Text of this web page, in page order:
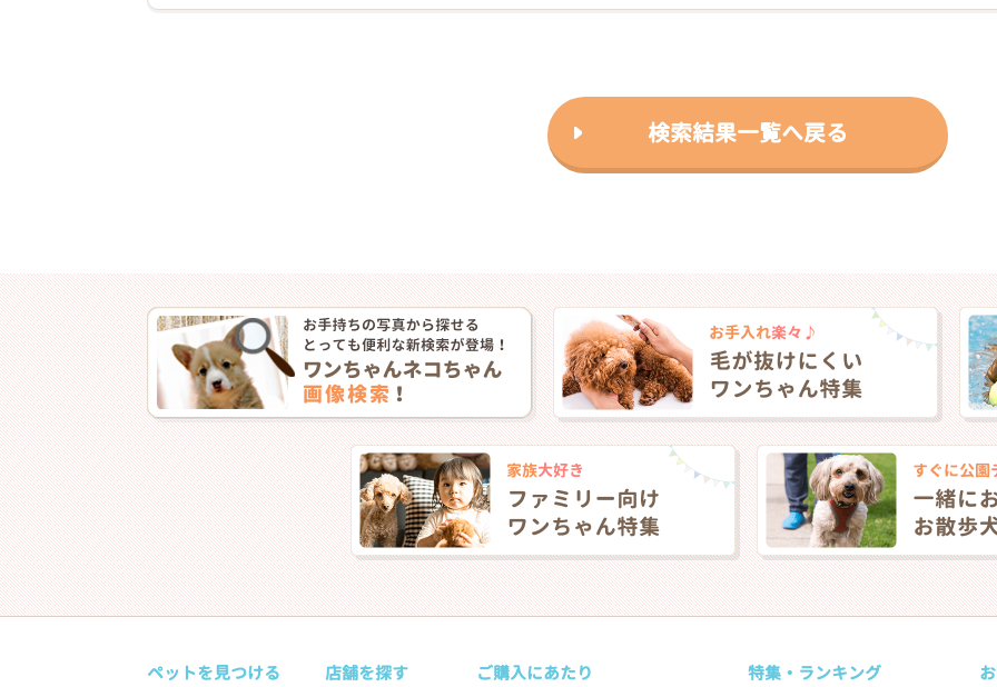
❮ ❯
検索結果一覧へ戻る
ペットを見つける 店舗を探す ご購入にあたり 特集・ランキング